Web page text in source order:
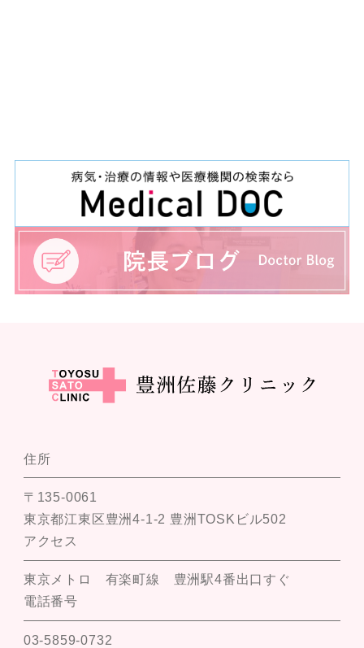
住所
〒135-0061
東京都江東区豊洲4-1-2 豊洲TOSKビル502
アクセス
東京メトロ 有楽町線 豊洲駅4番出口すぐ
電話番号
03-5859-0732